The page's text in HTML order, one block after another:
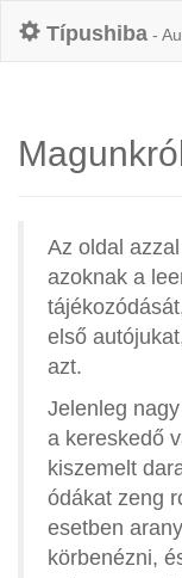
Típushiba -
Az oldal
azoknak a
első
azt.
Jelenleg
a kereskedő
kiszemelt
ódákat zeng
esetben
körbenézni,